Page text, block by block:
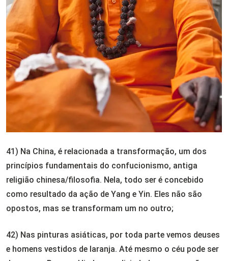
41) Na China, é relacionada a transformação, um dos
princípios fundamentais do confucionismo, antiga
religião chinesa/filosofia. Nela, todo ser é concebido
como resultado da ação de Yang e Yin. Eles não são
opostos, mas se transformam um no outro;
42) Nas pinturas asiáticas, por toda parte vemos deuses
e homens vestidos de laranja. Até mesmo o céu pode ser